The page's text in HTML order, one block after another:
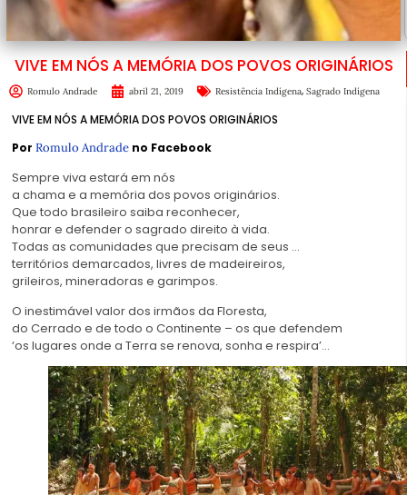
VIVE EM NÓS A MEMÓRIA DOS POVOS ORIGINÁRIOS
Romulo Andrade abril 21, 2019 Resistência Indígena, Sagrado Indígena
VIVE EM NÓS A MEMÓRIA DOS POVOS ORIGINÁRIOS
Por Romulo Andrade no Facebook
Sempre viva estará em nós
a chama e a memória dos povos originários.
Que todo brasileiro saiba reconhecer,
honrar e defender o sagrado direito à vida.
Todas as comunidades que precisam de seus …
territórios demarcados, livres de madeireiros,
grileiros, mineradoras e garimpos.
O inestimável valor dos irmãos da Floresta,
do Cerrado e de todo o Continente – os que defendem
‘os lugares onde a Terra se renova, sonha e respira’…